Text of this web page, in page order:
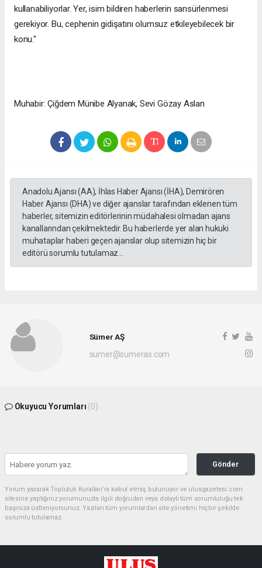
kullanabiliyorlar. Yer, isim bildiren haberlerin sansürlenmesi
gerekiyor. Bu, cephenin gidişatını olumsuz etkileyebilecek bir
konu."
Muhabir: Çiğdem Münibe Alyanak, Sevi Gözay Aslan
Anadolu Ajansı (AA), İhlas Haber Ajansı (İHA), Demirören
Haber Ajansı (DHA) ve diğer ajanslar tarafından eklenen tüm
haberler, sitemizin editörlerinin müdahalesi olmadan ajans
kanallarından çekilmektedir. Bu haberlerde yer alan hukuki
muhataplar haberi geçen ajanslar olup sitemizin hiç bir
editörü sorumlu tutulamaz...
Sümer AŞ
sumer@sumeras.com
Okuyucu Yorumları (0)
Gönder
Yorum yazarak Topluluk Kuralları’nı kabul etmiş bulunuyor ve ulusgazetesi.com
sitesine yaptığınız yorumunuzla ilgili doğrudan veya dolaylı tüm sorumluluğu tek
başınıza üstleniyorsunuz. Yazılan tüm yorumlardan site yönetimi hiçbir şekilde
sorumlu tutulamaz.